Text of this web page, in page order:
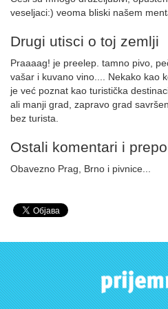
veseljaci:) veoma bliski našem
Drugi utisci o toj zemlji
Praaaag! je preelep. tamno pivo,
vašar i kuvano vino.... Nekako kao
je već poznat kao turistička
ali manji grad, zapravo grad
bez turista.
Ostali komentari i
Obavezno Prag, Brno i pivnice...